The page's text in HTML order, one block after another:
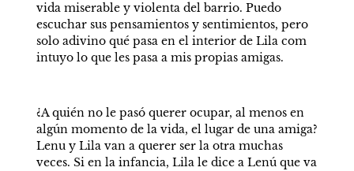
vida miserable y violenta del barrio. Puedo
escuchar sus pensamientos y sentimientos, pero
solo adivino qué pasa en el interior de Lila com
intuyo lo que les pasa a mis propias amigas.
¿A quién no le pasó querer ocupar, al menos en
algún momento de la vida, el lugar de una amiga?
Lenu y Lila van a querer ser la otra muchas
veces. Si en la infancia, Lila le dice a Lenú que va